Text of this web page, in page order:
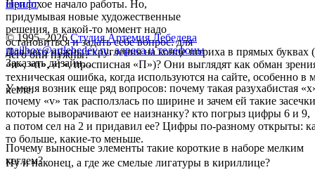
Неплохое начало работы. Но,
придумывая новые художественные
решения, в какой-то момент надо
остановиться и задать себе вопрос: для
чего они нужны?
Для чего нужны скругления на конце штриха в прямых буквах
«и», «п», «г», просписная «П»)? Они выглядят как обман
техническая ошибка, когда используются на сайте, особенно в
кегле.
У меня возник еще ряд вопросов: почему такая разухабистая
почему «v» так расползлась по ширине и зачем ей такие
которые выворачивают ее наизнанку? кто погрыз цифры 6 и 9,
а потом сел на 2 и придавил ее? Цифры по-разному открыты:
то больше, какие-то меньше.
Почему выносные элементы такие короткие в наборе мелким
кеглем?
Ну и наконец, а где же смелые лигатуры в кириллице?
шрифт
© 1995–2026 Студия Артемия Лебедева
mailbox@artlebedev.ru, адреса и телефоны
Заказать дизайн...